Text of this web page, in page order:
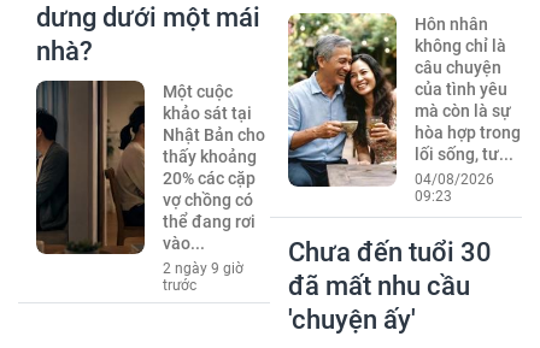
dưng dưới một mái
nhà?
Một cuộc
khảo sát tại
Nhật Bản cho
thấy khoảng
20% các cặp
vợ chồng có
thể đang rơi
vào...
2 ngày 9 giờ
trước
Hôn nhân
không chỉ là
câu chuyện
của tình yêu
mà còn là sự
hòa hợp trong
lối sống, tư...
04/08/2026
09:23
Chưa đến tuổi 30
đã mất nhu cầu
'chuyện ấy'